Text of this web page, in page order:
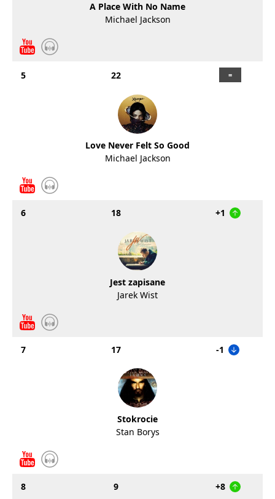
A Place With No Name
Michael Jackson
5 22
Love Never Felt So Good
Michael Jackson
6 18 +1
Jest zapisane
Jarek Wist
7 17 -1
Stokrocie
Stan Borys
8 9 +8